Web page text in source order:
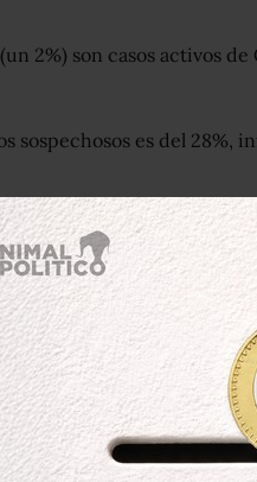
2%) son casos activos de
sospechosos es del 28%,